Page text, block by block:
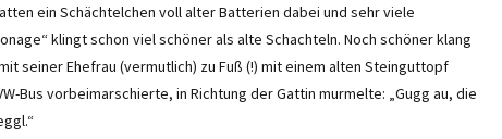
ein Schächtelchen voll alter Batterien dabei und sehr viele
klingt schon viel schöner als alte Schachteln. Noch schöner klang
seiner Ehefrau (vermutlich) zu Fuß (!) mit einem alten Steinguttopf
Bus vorbeimarschierte, in Richtung der Gattin murmelte: „Gugg au, die